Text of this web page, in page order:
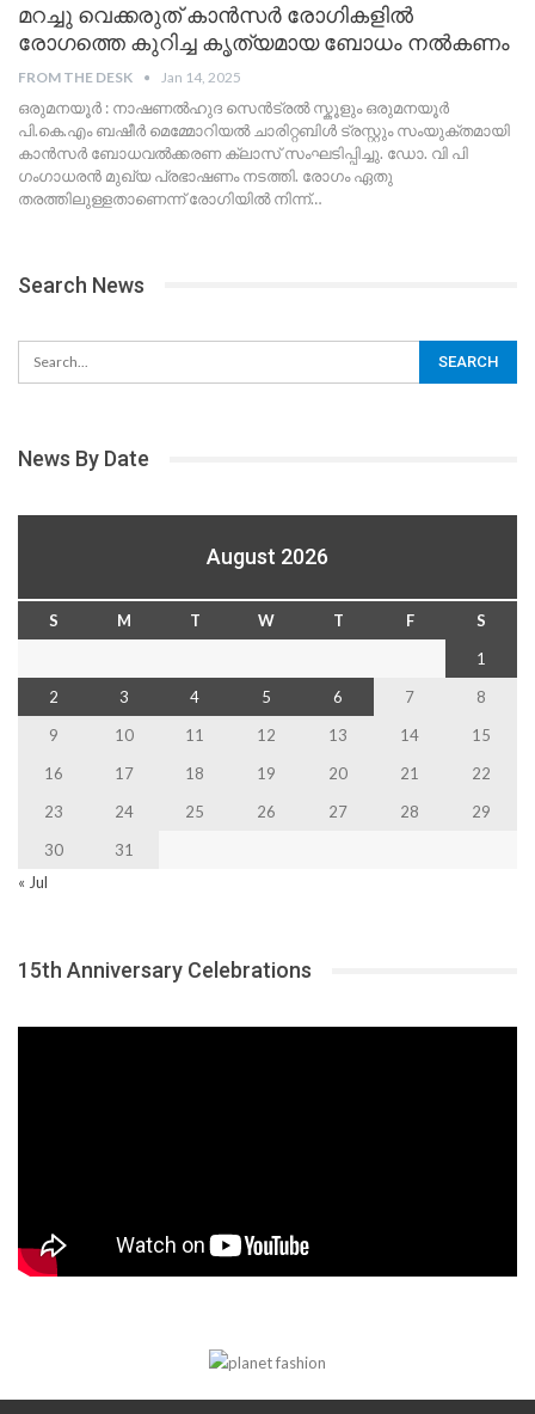
മറച്ചു വെക്കരുത് കാൻസർ രോഗികളിൽ
രോഗത്തെ കുറിച്ച കൃത്യമായ ബോധം നൽകണം
FROM THE DESK Jan 14, 2025
ഒരുമനയൂർ : നാഷണൽഹുദ സെൻട്രൽ സ്കൂളും ഒരുമനയൂർ
പി.കെ.എം ബഷീർ മെമ്മോറിയൽ ചാരിറ്റബിൾ ട്രസ്റ്റും സംയുക്തമായി
കാൻസർ ബോധവൽക്കരണ ക്ലാസ് സംഘടിപ്പിച്ചു. ഡോ. വി പി
ഗംഗാധരൻ മുഖ്യ പ്രഭാഷണം നടത്തി. രോഗം ഏതു
തരത്തിലുള്ളതാണെന്ന് രോഗിയിൽ നിന്ന്…
Search News
News By Date
August 2026
S M T W T F
S
1
2
3 4 5 6 7
8
9
10 11 12 13 14
15
16
17 18 19 20 21
22
23
24 25 26 27 28
29
30
31
« Jul
15th Anniversary Celebrations